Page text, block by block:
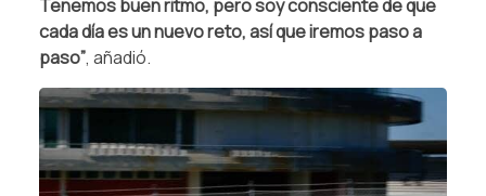
Tenemos buen ritmo, pero soy consciente de que
cada día es un nuevo reto, así que iremos paso a
paso”, añadió.